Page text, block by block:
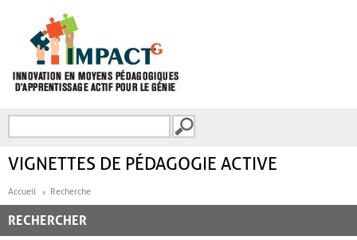
FORMULAIRE DE
VIGNETTES DE PÉDAGOGIE ACTIVE
Accueil Recherche
RECHERCHER